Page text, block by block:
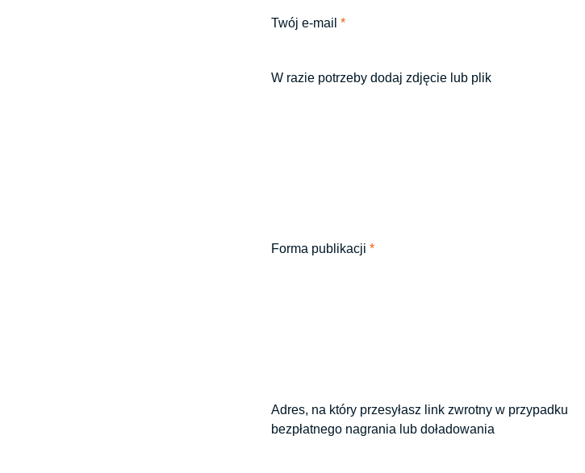
Twój e-mail*
W razie potrzeby dodaj zdjęcie lub plik
Forma publikacji*
Adres, na który przesyłasz link zwrotny w przypadku
bezpłatnego nagrania lub doładowania